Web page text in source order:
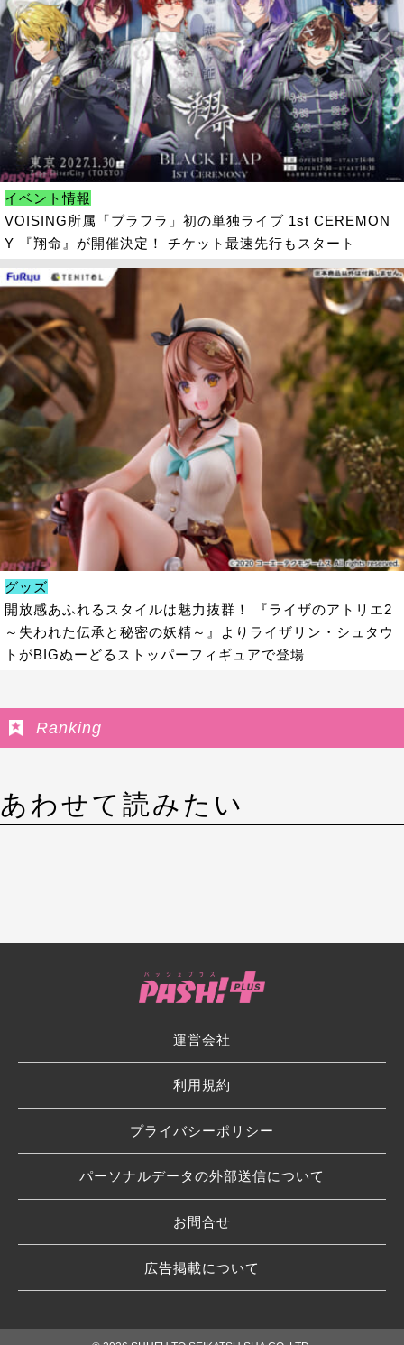
イベント情報
VOISING所属「ブラフラ」初の単独ライブ 1st CEREMON
Y 『翔命』が開催決定！ チケット最速先行もスタート
グッズ
開放感あふれるスタイルは魅力抜群！ 『ライザのアトリエ2
～失われた伝承と秘密の妖精～』よりライザリン・シュタウ
トがBIGぬーどるストッパーフィギュアで登場
Ranking
あわせて読みたい
運営会社
利用規約
プライバシーポリシー
パーソナルデータの外部送信について
お問合せ
広告掲載について